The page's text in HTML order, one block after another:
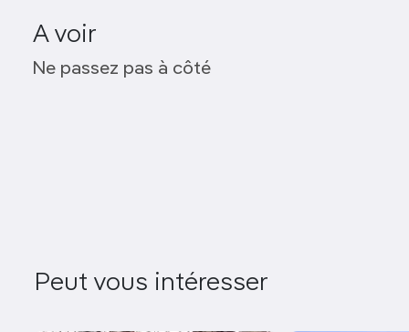
A voir
Ne passez pas à côté
Île de Versailles
Peut vous intéresser